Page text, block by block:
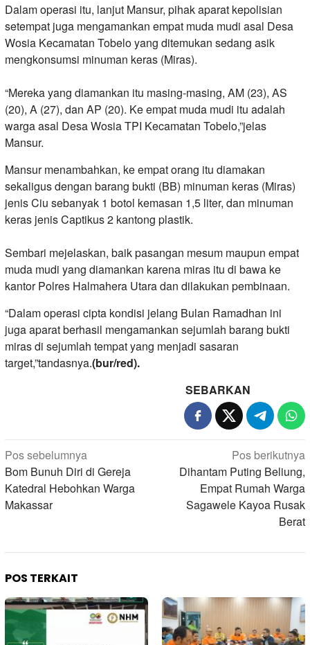
Dalam operasi itu, lanjut Mansur, pihak aparat kepolisian
setempat juga mengamankan empat muda mudi asal Desa
Wosia Kecamatan Tobelo yang ditemukan sedang asik
mengkonsumsi minuman keras (Miras).
“Mereka yang diamankan itu masing-masing, AM (23), AS
(20), A (27), dan AP (20). Ke empat muda mudi itu adalah
warga asal Desa Wosia TPI Kecamatan Tobelo,”jelas
Mansur.
Mansur menambahkan, ke empat orang itu diamakan
sekaligus dengan barang bukti (BB) minuman keras (Miras)
jenis Ciu sebanyak 1 botol kemasan 1,5 liter, dan minuman
keras jenis Captikus 2 kantong plastik.
Sembari mejelaskan, baik pasangan mesum maupun empat
muda mudi yang diamankan karena miras itu di bawa ke
kantor Polres Halmahera Utara dan dilakukan pembinaan.
“Dalam operasi cipta kondisi jelang Bulan Ramadhan ini
juga aparat berhasil mengamankan sejumlah barang bukti
miras di sejumlah tempat yang menjadi sasaran
target,”tandasnya.(bur/red).
SEBARKAN
Navigasi
pos
Pos sebelumnya
Bom Bunuh Diri di Gereja
Katedral Hebohkan Warga
Makassar
Pos berikutnya
Dihantam Puting Beliung,
Empat Rumah Warga
Sagawele Kayoa Rusak
Berat
POS TERKAIT